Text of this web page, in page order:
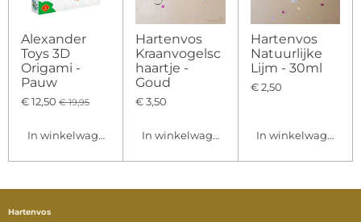
Alexander
Toys 3D
Origami -
Pauw
€ 12,50 € 19,95
In winkelwagen
Hartenvos
Kraanvogelsc
haartje -
Goud
€ 3,50
In winkelwagen
Hartenvos
Natuurlijke
Lijm - 30ml
€ 2,50
In winkelwagen
Hartenvos